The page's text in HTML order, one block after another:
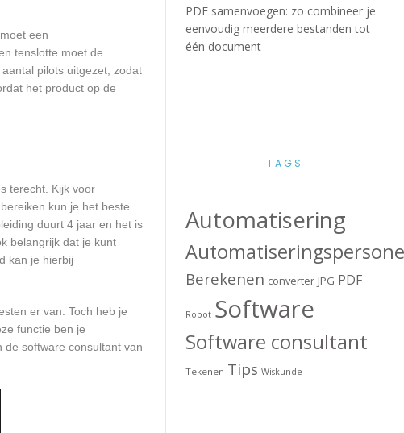
een
tenslotte moet de
pilots uitgezet, zodat
het product op de
terecht. Kijk voor
kun je het beste
duurt 4 jaar en het is
belangrijk dat je kunt
kan je hierbij
er van. Toch heb je
functie ben je
de software consultant van
PDF samenvoegen: zo combineer je
eenvoudig meerdere bestanden tot
één document
TAGS
Automatisering
Berekenen converter JPG PDF
Robot Software
Software consultant
Tekenen Tips Wiskunde